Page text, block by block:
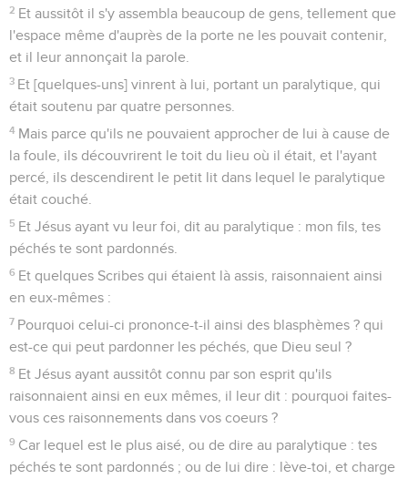
2 Et aussitôt il s'y assembla beaucoup de gens, tellement que
l'espace même d'auprès de la porte ne les pouvait contenir,
et il leur annonçait la parole.
3 Et [quelques-uns] vinrent à lui, portant un paralytique, qui
était soutenu par quatre personnes.
4 Mais parce qu'ils ne pouvaient approcher de lui à cause de
la foule, ils découvrirent le toit du lieu où il était, et l'ayant
percé, ils descendirent le petit lit dans lequel le paralytique
était couché.
5 Et Jésus ayant vu leur foi, dit au paralytique : mon fils, tes
péchés te sont pardonnés.
6 Et quelques Scribes qui étaient là assis, raisonnaient ainsi
en eux-mêmes :
7 Pourquoi celui-ci prononce-t-il ainsi des blasphèmes ? qui
est-ce qui peut pardonner les péchés, que Dieu seul ?
8 Et Jésus ayant aussitôt connu par son esprit qu'ils
raisonnaient ainsi en eux mêmes, il leur dit : pourquoi faites-
vous ces raisonnements dans vos coeurs ?
9 Car lequel est le plus aisé, ou de dire au paralytique : tes
péchés te sont pardonnés ; ou de lui dire : lève-toi, et charge